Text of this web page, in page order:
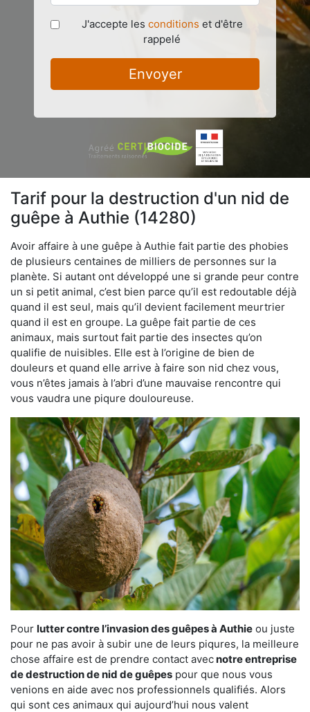
J'accepte les conditions et d'être
rappelé
Envoyer
Tarif pour la destruction d'un nid de
guêpe à Authie (14280)
Avoir affaire à une guêpe à Authie fait partie des phobies
de plusieurs centaines de milliers de personnes sur la
planète. Si autant ont développé une si grande peur contre
un si petit animal, c’est bien parce qu’il est redoutable déjà
quand il est seul, mais qu’il devient facilement meurtrier
quand il est en groupe. La guêpe fait partie de ces
animaux, mais surtout fait partie des insectes qu’on
qualifie de nuisibles. Elle est à l’origine de bien de
douleurs et quand elle arrive à faire son nid chez vous,
vous n’êtes jamais à l’abri d’une mauvaise rencontre qui
vous vaudra une piqure douloureuse.
Pour lutter contre l’invasion des guêpes à Authie ou juste
pour ne pas avoir à subir une de leurs piqures, la meilleure
chose affaire est de prendre contact avecnotre entreprise
de destruction de nid de guêpes pour que nous vous
venions en aide avec nos professionnels qualifiés. Alors
qui sont ces animaux qui aujourd’hui nous valent